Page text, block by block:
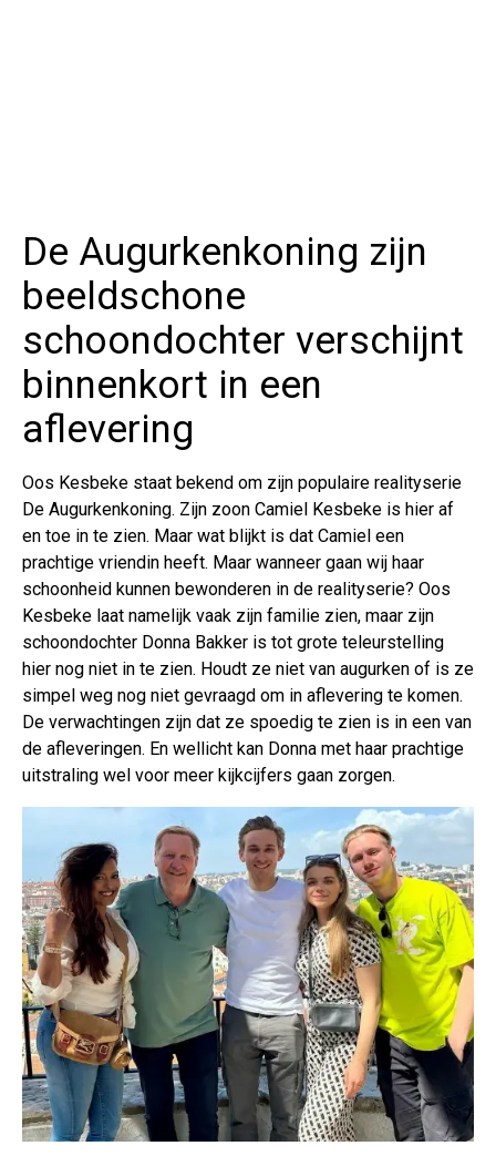
De Augurkenkoning zijn
beeldschone
schoondochter verschijnt
binnenkort in een
aflevering
Oos Kesbeke staat bekend om zijn populaire realityserie
De Augurkenkoning. Zijn zoon Camiel Kesbeke is hier af
en toe in te zien. Maar wat blijkt is dat Camiel een
prachtige vriendin heeft. Maar wanneer gaan wij haar
schoonheid kunnen bewonderen in de realityserie? Oos
Kesbeke laat namelijk vaak zijn familie zien, maar zijn
schoondochter Donna Bakker is tot grote teleurstelling
hier nog niet in te zien. Houdt ze niet van augurken of is ze
simpel weg nog niet gevraagd om in aflevering te komen.
De verwachtingen zijn dat ze spoedig te zien is in een van
de afleveringen. En wellicht kan Donna met haar prachtige
uitstraling wel voor meer kijkcijfers gaan zorgen.